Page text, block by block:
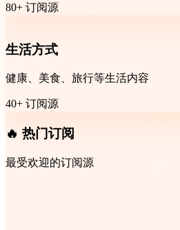
80+ 订阅源
生活方式
健康、美食、旅行等生活内容
40+ 订阅源
🔥 热门订阅
最受欢迎的订阅源